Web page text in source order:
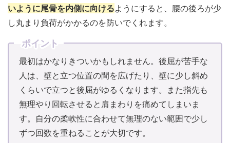
いように尾骨を内側に向けるようにすると、腰の後ろが少
し丸まり負荷がかかるのを防いでくれます。
ポイント
最初はかなりきついかもしれません。後屈が苦手な
人は、壁と立つ位置の間を広げたり、壁に少し斜め
くらいで立つと後屈がゆるくなります。また指先も
無理やり回転させると肩まわりを痛めてしまいま
す。自分の柔軟性に合わせて無理のない範囲で少し
ずつ回数を重ねることが大切です。